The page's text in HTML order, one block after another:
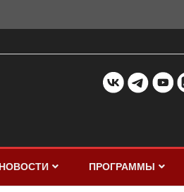
НОВОСТИ ПРОГРАММЫ